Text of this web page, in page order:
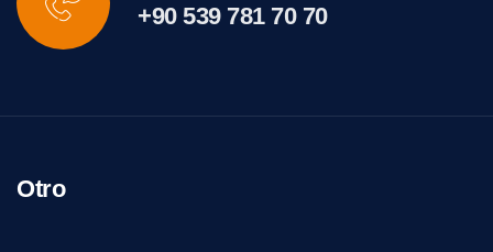
+90 539 781 70 70
Otro